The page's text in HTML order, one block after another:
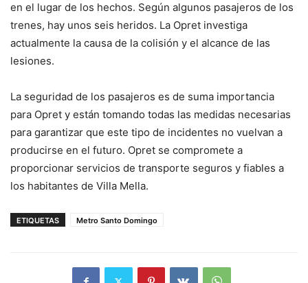
en el lugar de los hechos. Según algunos pasajeros de los
trenes, hay unos seis heridos. La Opret investiga
actualmente la causa de la colisión y el alcance de las
lesiones.
La seguridad de los pasajeros es de suma importancia
para Opret y están tomando todas las medidas necesarias
para garantizar que este tipo de incidentes no vuelvan a
producirse en el futuro. Opret se compromete a
proporcionar servicios de transporte seguros y fiables a
los habitantes de Villa Mella.
ETIQUETAS Metro Santo Domingo